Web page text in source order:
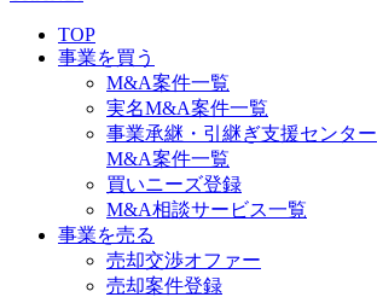
TOP
事業を買う
M&A案件一覧
実名M&A案件一覧
事業承継・引継ぎ支援センター
M&A案件一覧
買いニーズ登録
M&A相談サービス一覧
事業を売る
売却交渉オファー
売却案件登録